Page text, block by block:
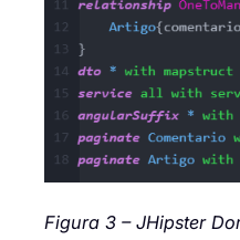
Figura 3 – JHipster